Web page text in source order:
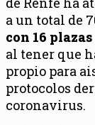
a un total de
con 16
al tener que
propio para
protocolos
coronavirus.